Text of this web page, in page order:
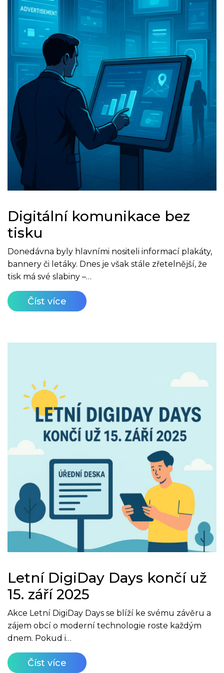
Digitální komunikace bez
tisku
Donedávna byly hlavními nositeli informací plakáty,
bannery či letáky. Dnes je však stále zřetelnější, že
tisk má své slabiny –…
Číst více
Letní DigiDay Days končí už
15. září 2025
Akce Letní DigiDay Days se blíží ke svému závěru a
zájem obcí o moderní technologie roste každým
dnem. Pokud i…
Číst více